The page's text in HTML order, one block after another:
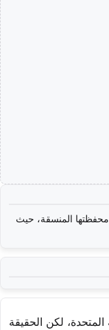
المنسقة، حيث
لكن الحقيقة